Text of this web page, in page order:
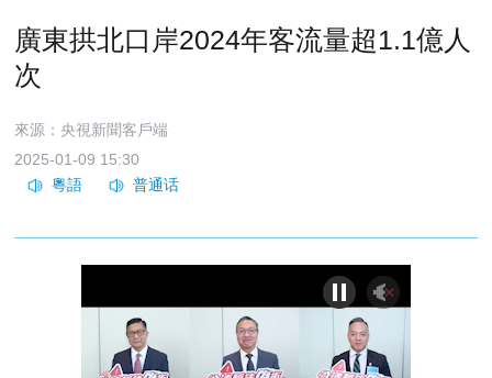
廣東拱北口岸2024年客流量超1.1億人
次
來源：央視新聞客戶端
2025-01-09 15:30